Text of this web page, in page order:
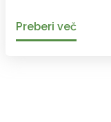
Preberi več